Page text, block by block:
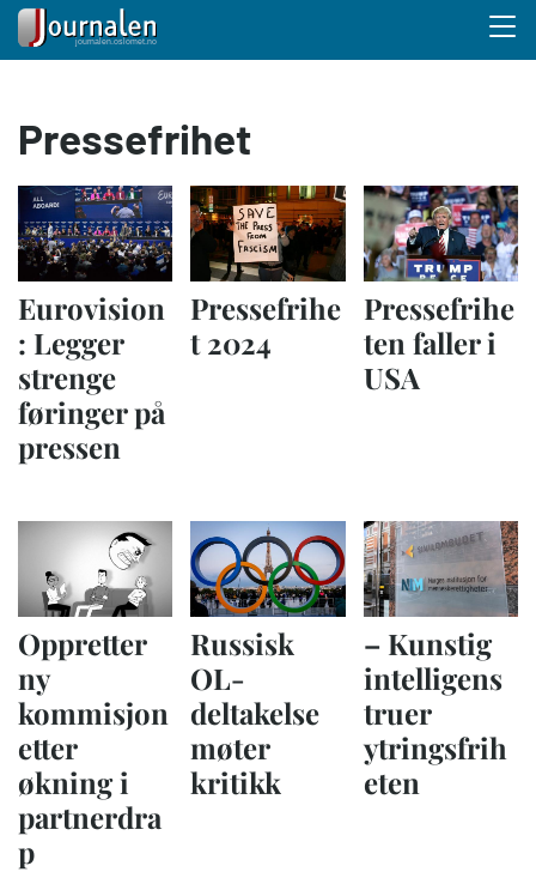
hovedinnhold
Pressefrihet
Eurovision
: Legger
strenge
føringer på
pressen
Pressefrihe
t 2024
Pressefrihe
ten faller i
USA
Oppretter
ny
kommisjon
etter
økning i
partnerdra
p
Russisk
OL-
deltakelse
møter
kritikk
– Kunstig
intelligens
truer
ytringsfrih
eten